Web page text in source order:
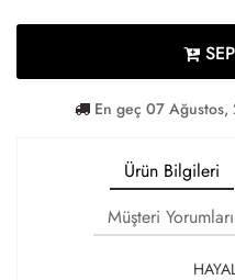
En geç 07
Ürün Bilgileri
Müşteri Yorumları